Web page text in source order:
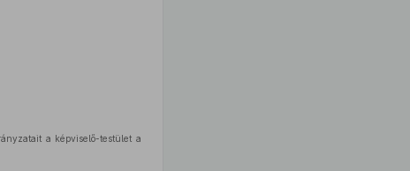
a képviselő-testület a